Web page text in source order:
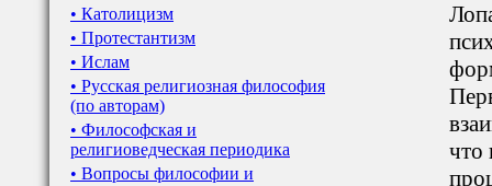
• Католицизм
• Протестантизм
• Ислам
• Русская религиозная философия
(по авторам)
• Философская и
религиоведческая периодика
• Вопросы философии и
что